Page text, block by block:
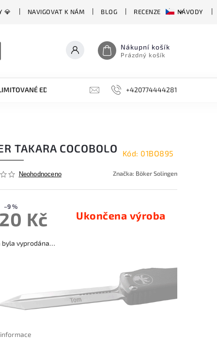
💎 NAVIGOVAT K NÁM BLOG RECENZE NÁVODY
Nákupní košík
Prázdný košík
EDICE BROUSKY, BRUSKY, OCÍLKY
+420774444281
TAKARA COCOBOLO Kód: 01BO895
Neohodnoceno Značka: Böker Solingen
–9 %
Kč Ukončena výroba
byla vyprodána…